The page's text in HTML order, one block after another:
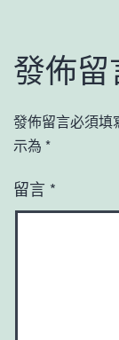
發佈留
發佈留言必須填
示為 *
留言 *